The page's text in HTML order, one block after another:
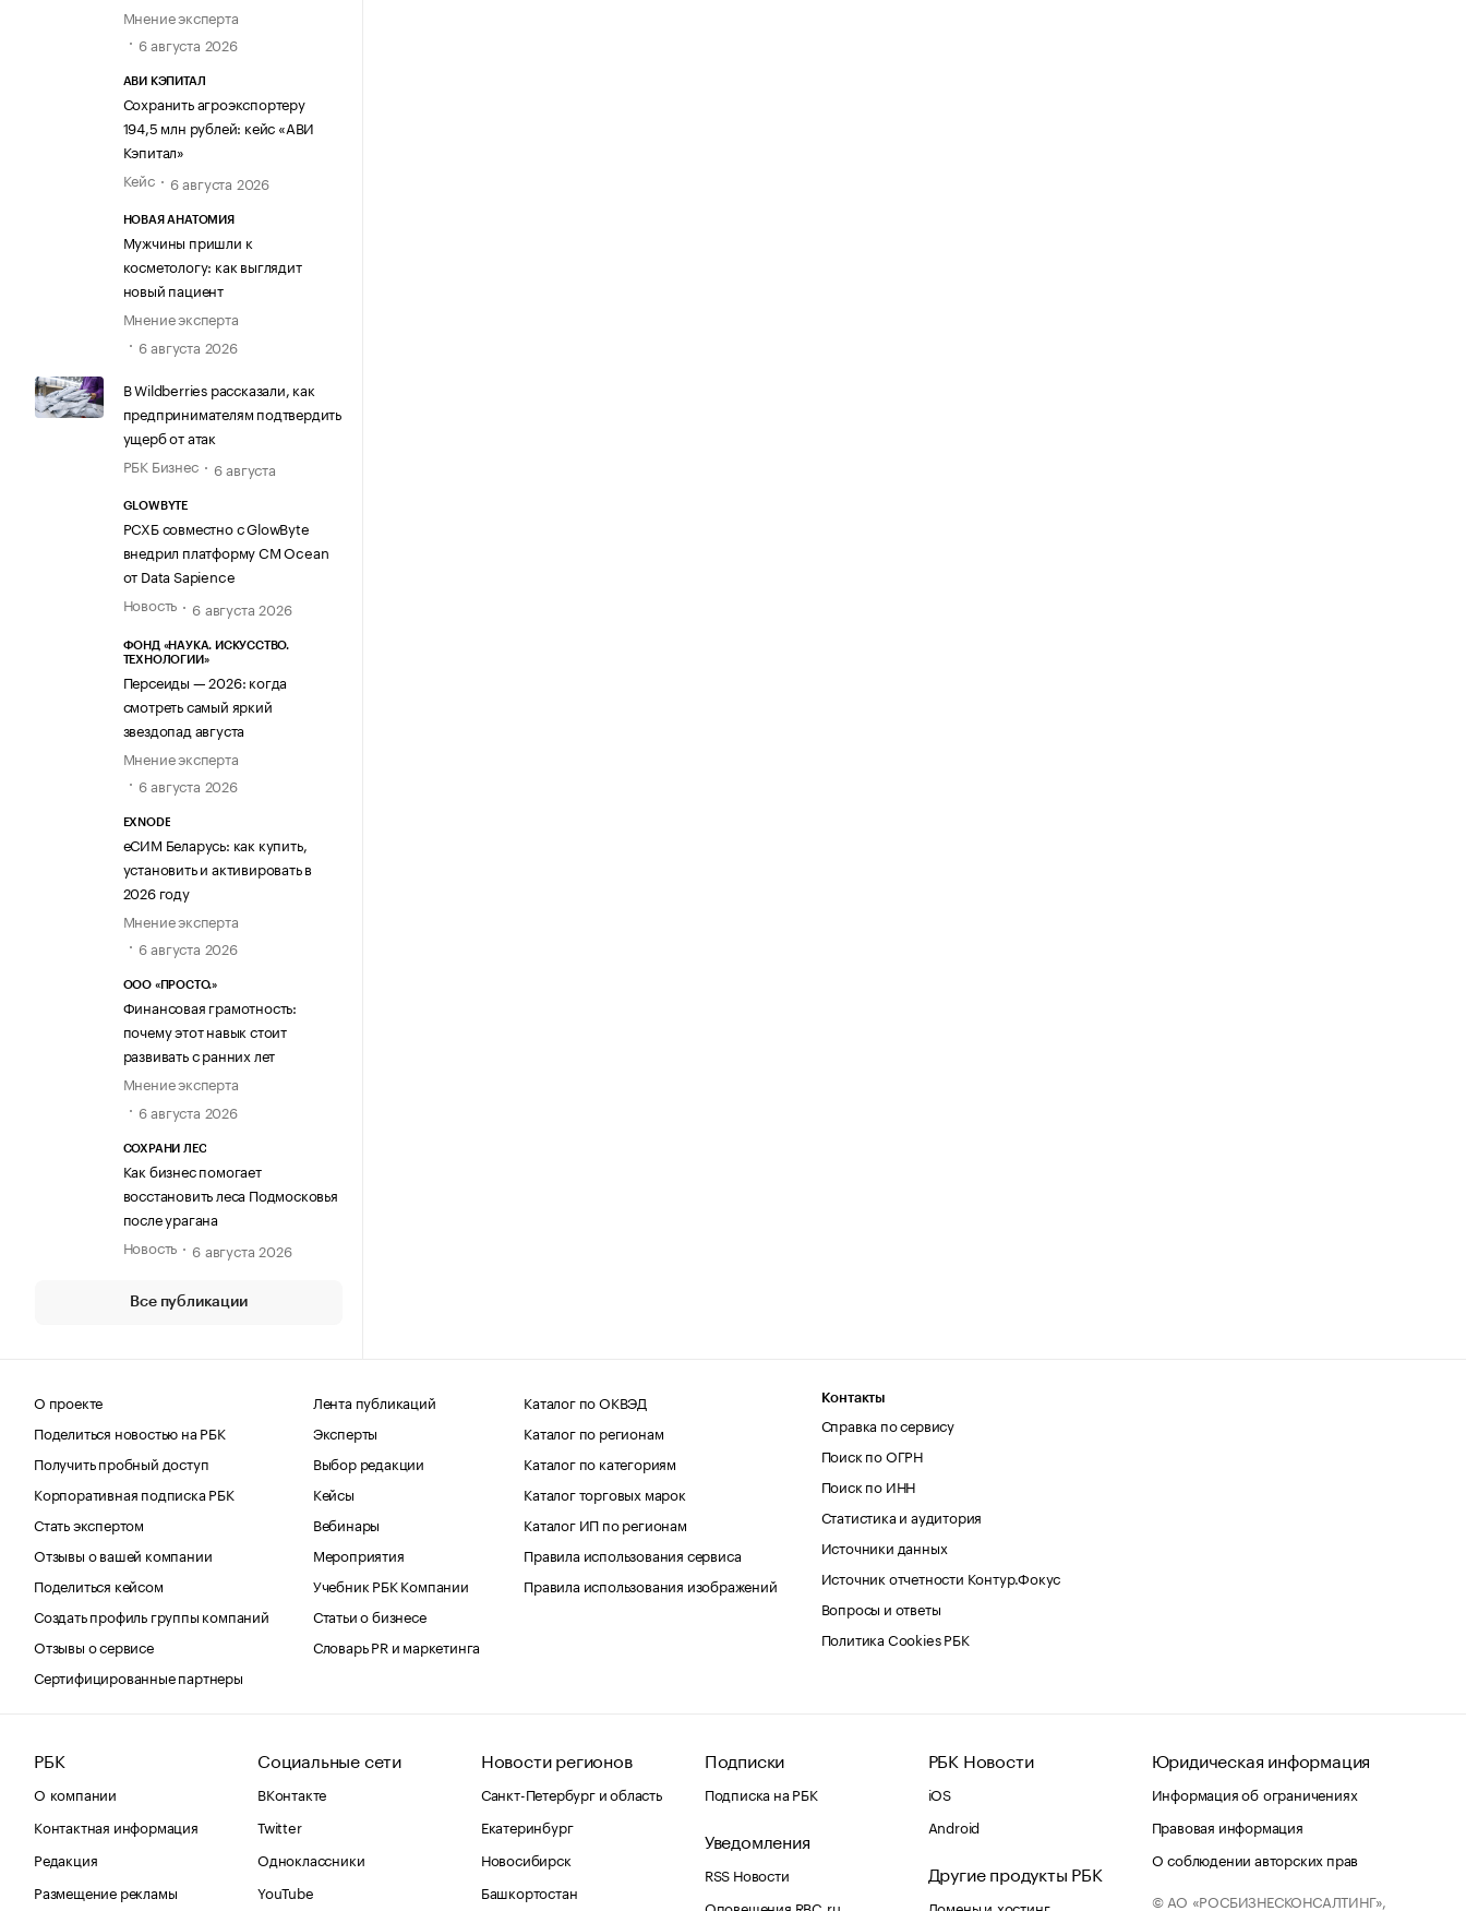
Мнение эксперта
6 августа 2026
АВИ КЭПИТАЛ
Сохранить агроэкспортеру
194,5 млн рублей: кейс «АВИ
Кэпитал»
Кейс
6 августа 2026
НОВАЯ АНАТОМИЯ
Мужчины пришли к
косметологу: как выглядит
новый пациент
Мнение эксперта
6 августа 2026
В Wildberries рассказали, как
предпринимателям подтвердить
ущерб от атак
РБК Бизнес
6 августа
GLOWBYTE
РСХБ совместно с GlowByte
внедрил платформу CM Ocean
от Data Sapience
Новость
6 августа 2026
ФОНД «НАУКА. ИСКУССТВО.
ТЕХНОЛОГИИ»
Персеиды — 2026: когда
смотреть самый яркий
звездопад августа
Мнение эксперта
6 августа 2026
EXNODE
еСИМ Беларусь: как купить,
установить и активировать в
2026 году
Мнение эксперта
6 августа 2026
ООО «ПРОСТО.»
Финансовая грамотность:
почему этот навык стоит
развивать с ранних лет
Мнение эксперта
6 августа 2026
СОХРАНИ ЛЕС
Как бизнес помогает
восстановить леса Подмосковья
после урагана
Новость
6 августа 2026
Все публикации
О проекте
Поделиться новостью на РБК
Получить пробный доступ
Корпоративная подписка РБК
Стать экспертом
Отзывы о вашей компании
Поделиться кейсом
Создать профиль группы компаний
Отзывы о сервисе
Сертифицированные партнеры
Лента публикаций
Эксперты
Выбор редакции
Кейсы
Вебинары
Мероприятия
Учебник РБК Компании
Статьи о бизнесе
Словарь PR и маркетинга
Каталог по ОКВЭД
Каталог по регионам
Каталог по категориям
Каталог торговых марок
Каталог ИП по регионам
Правила использования сервиса
Правила использования изображений
Контакты
Справка по сервису
Поиск по ОГРН
Поиск по ИНН
Статистика и аудитория
Источники данных
Источник отчетности Контур.Фокус
Вопросы и ответы
Политика Cookies РБК
РБК
О компании
Контактная информация
Редакция
Размещение рекламы
Социальные сети
ВКонтакте
Twitter
Одноклассники
YouTube
Новости регионов
Санкт-Петербург и область
Екатеринбург
Новосибирск
Башкортостан
Подписки
Подписка на РБК
Уведомления
RSS Новости
Оповещения RBC.ru
РБК Новости
iOS
Android
Другие продукты РБК
Домены и хостинг
Юридическая информация
Информация об ограничениях
Правовая информация
О соблюдении авторских прав
© АО «РОСБИЗНЕСКОНСАЛТИНГ»,